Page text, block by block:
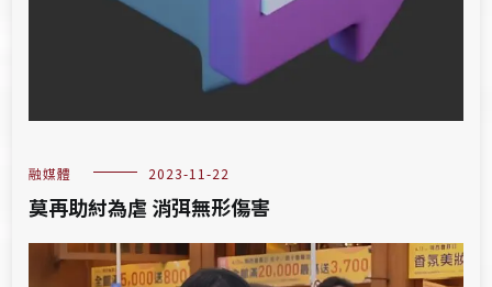
融媒體 2023-11-22
莫再助紂為虐 消弭無形傷害